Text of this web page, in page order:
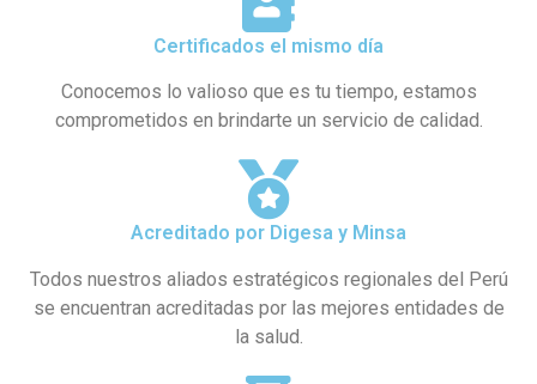
Certificados el mismo día
Conocemos lo valioso que es tu tiempo, estamos
comprometidos en brindarte un servicio de calidad.
Acreditado por Digesa y Minsa
Todos nuestros aliados estratégicos regionales del Perú
se encuentran acreditadas por las mejores entidades de
la salud.